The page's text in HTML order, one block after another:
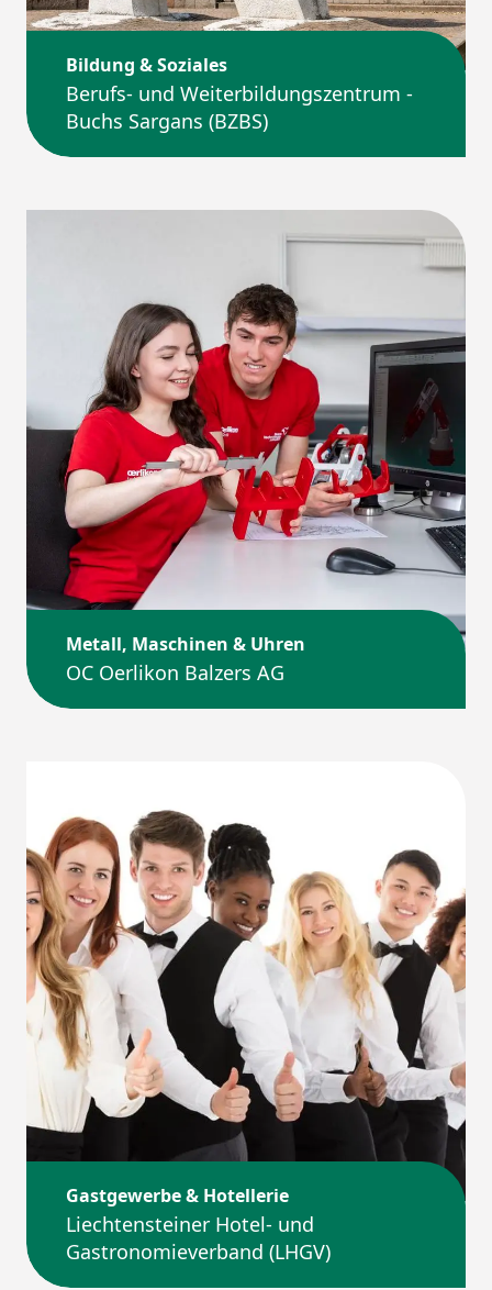
Bildung & Soziales
Berufs- und Weiterbildungszentrum ­
Buchs Sargans (BZBS)
Metall, Maschinen & Uhren
OC Oerlikon Balzers AG
Gastgewerbe & Hotellerie
Liechtensteiner Hotel- und
Gastronomieverband (LHGV)